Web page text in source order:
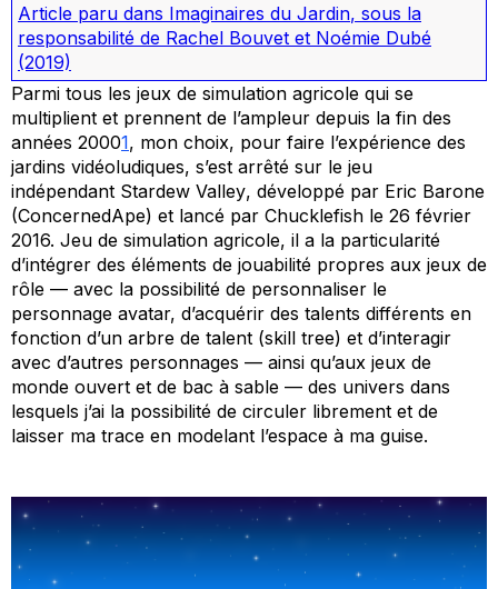
Article paru dans Imaginaires du Jardin, sous la
responsabilité de Rachel Bouvet et Noémie Dubé
(2019)
Parmi tous les jeux de simulation agricole qui se
multiplient et prennent de l’ampleur depuis la fin des
années 20001, mon choix, pour faire l’expérience des
jardins vidéoludiques, s’est arrêté sur le jeu
indépendant Stardew Valley, développé par Eric Barone
(ConcernedApe) et lancé par Chucklefish le 26 février
2016. Jeu de simulation agricole, il a la particularité
d’intégrer des éléments de jouabilité propres aux jeux de
rôle — avec la possibilité de personnaliser le
personnage avatar, d’acquérir des talents différents en
fonction d’un arbre de talent (skill tree) et d’interagir
avec d’autres personnages — ainsi qu’aux jeux de
monde ouvert et de bac à sable — des univers dans
lesquels j’ai la possibilité de circuler librement et de
laisser ma trace en modelant l’espace à ma guise.